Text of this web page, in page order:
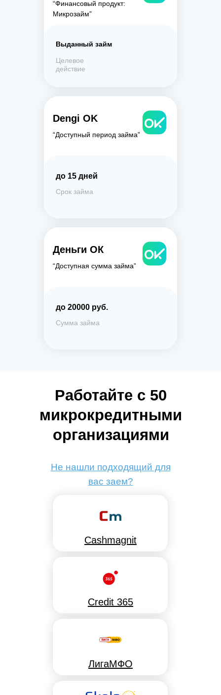
“Финансовый продукт:
Микрозайм”
Выданный займ
Целевое
действие
Деньги ОК
“Доступная сумма займа”
Dengi OK
“Доступный период займа”
до 15 дней
Срок займа
до 20000 руб.
Сумма займа
Работайте с 50
микрокредитными
организациями
Не нашли подходящий для
вас заем?
Cashmagnit
Credit 365
ЛигаМФО